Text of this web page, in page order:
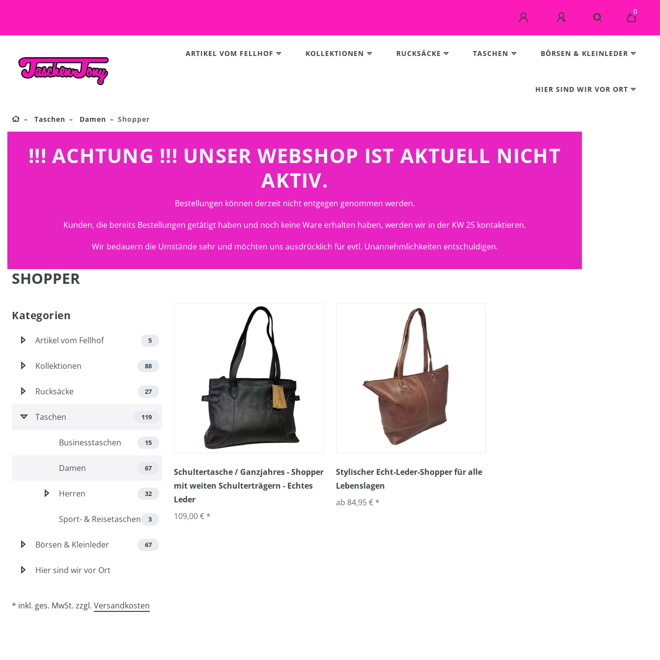
0
ARTIKEL VOM FELLHOF KOLLEKTIONEN RUCKSÄCKE TASCHEN BÖRSEN & KLEINLEDER
HIER SIND WIR VOR ORT
Taschen Damen Shopper
!!! ACHTUNG !!! UNSER WEBSHOP IST AKTUELL NICHT
AKTIV.
Bestellungen können derzeit nicht entgegen genommen werden.
Kunden, die bereits Bestellungen getätigt haben und noch keine Ware erhalten haben, werden wir in der KW 25 kontaktieren.
Wir bedauern die Umstände sehr und möchten uns ausdrücklich für evtl. Unannehmlichkeiten entschuldigen.
SHOPPER
Kategorien
Artikel vom Fellhof 5
Kollektionen 88
Rucksäcke 27
Taschen 119
Businesstaschen 15
Damen 67
Herren 32
Sport- & Reisetaschen 3
Börsen & Kleinleder 67
Hier sind wir vor Ort
Schultertasche / Ganzjahres - Shopper
mit weiten Schulterträgern - Echtes
Leder
109,00 € *
Stylischer Echt-Leder-Shopper für alle
Lebenslagen
ab 84,95 € *
* inkl. ges. MwSt. zzgl. Versandkosten